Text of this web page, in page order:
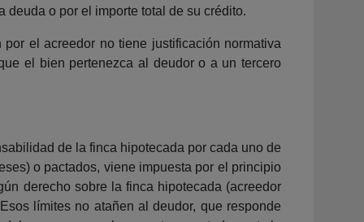
o por el importe total de su crédito.
el acreedor no tiene justificación normativa
el bien pertenezca al deudor o a un tercero
de la finca hipotecada por cada uno de
o pactados, viene impuesta por el principio
derecho sobre la finca hipotecada (acreedor
límites no atañen al deudor, que responde